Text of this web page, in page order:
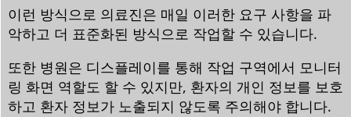
이런 방식으로 의료진은 매일 이러한 요구 사항을 파
악하고 더 표준화된 방식으로 작업할 수 있습니다.
또한 병원은 디스플레이를 통해 작업 구역에서 모니터
링 화면 역할도 할 수 있지만, 환자의 개인 정보를 보호
하고 환자 정보가 노출되지 않도록 주의해야 합니다.